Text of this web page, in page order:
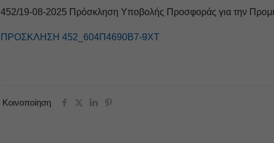
452/19-08-2025 Πρόσκληση Υποβολής Προσφοράς για την
ΠΡΟΣΚΛΗΣΗ 452_604Π4690Β7-9ΧΤ
Κοινοποίηση